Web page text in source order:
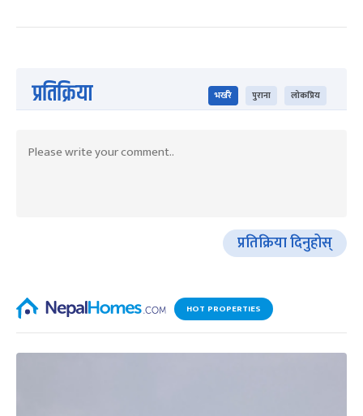
प्रतिक्रिया भर्खरै पुराना लोकप्रिय
प्रतिक्रिया दिनुहोस्
HOT PROPERTIES